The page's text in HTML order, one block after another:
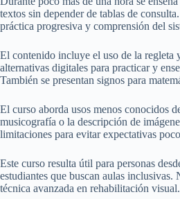
textos sin depender de tablas de
práctica progresiva y comprensión del
El contenido incluye el uso de la regleta
alternativas digitales para practicar y
También se presentan signos para
El curso aborda usos menos conocidos
musicografía o la descripción de
limitaciones para evitar expectativas
Este curso resulta útil para personas
estudiantes que buscan aulas inclusivas.
técnica avanzada en rehabilitación visual.